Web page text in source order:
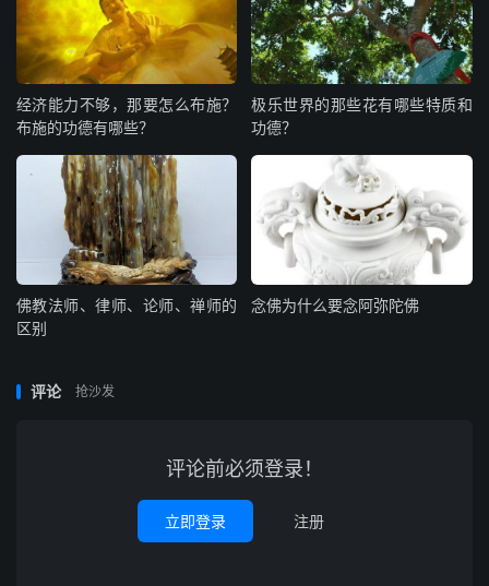
经济能力不够，那要怎么布施？
布施的功德有哪些？
极乐世界的那些花有哪些特质和
功德？
佛教法师、律师、论师、禅师的
区别
念佛为什么要念阿弥陀佛
评论 抢沙发
评论前必须登录！
立即登录 注册